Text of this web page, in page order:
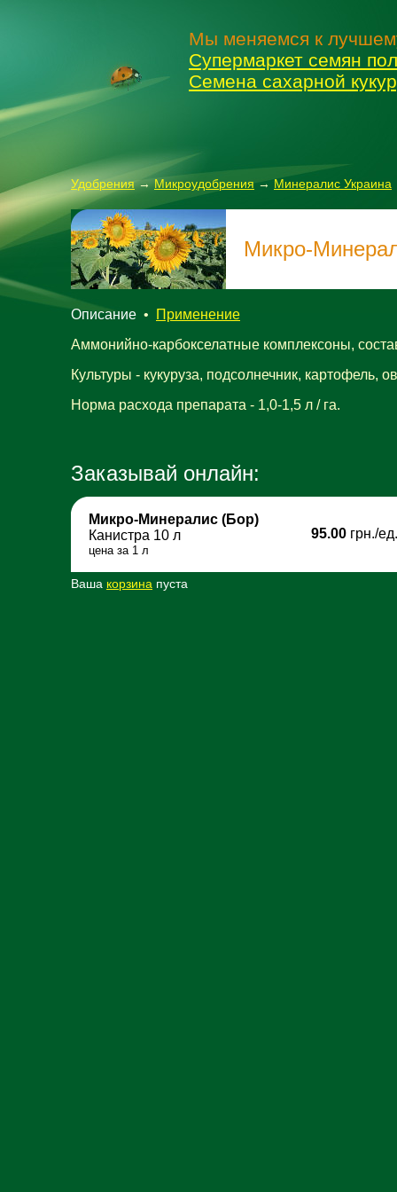
Мы меняемся к
Супермаркет семян
Семена сахарной
Удобрения→Микроудобрения→ Минералис Украина
Микро-
Описание •
Применение
Аммонийно-карбокселатные комплексоны,
Культуры - кукуруза, подсолнечник, картофель,
Норма расхода препарата - 1,0-1,5 л / га.
Заказывай онлайн:
Микро-Минералис (Бор)
Канистра 10 л
цена за 1 л
95.00 грн./
Ваша корзина пуста